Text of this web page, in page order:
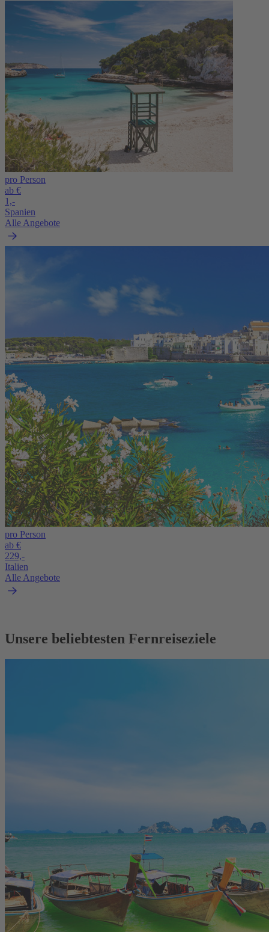
pro Person
ab €
1,-
Spanien
Alle Angebote
pro Person
ab €
229,-
Italien
Alle Angebote
Unsere beliebtesten Fernreiseziele